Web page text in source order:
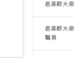
邑楽郡大
邑楽郡大
職員